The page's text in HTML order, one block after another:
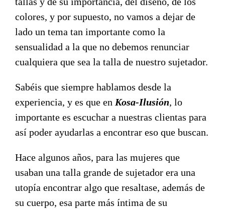
colores, y por supuesto, no vamos a dejar de
lado un tema tan importante como la
sensualidad a la que no debemos renunciar
cualquiera que sea la talla de nuestro sujetador.
Sabéis que siempre hablamos desde la
experiencia, y es que en Kosa-Ilusión, lo
importante es escuchar a nuestras clientas para
así poder ayudarlas a encontrar eso que buscan.
Hace algunos años, para las mujeres que
usaban una talla grande de sujetador era una
utopía encontrar algo que resaltase, además de
su cuerpo, esa parte más íntima de su